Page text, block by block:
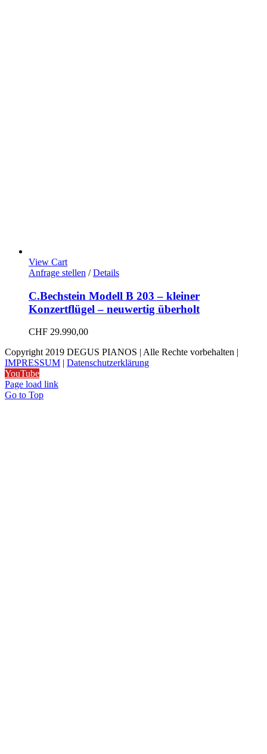
View Cart
Anfrage stellen / Details
C.Bechstein Modell B 203 – kleiner
Konzertflügel – neuwertig überholt
CHF 29.990,00
Copyright 2019 DEGUS PIANOS | Alle Rechte vorbehalten |
IMPRESSUM | Datenschutzerklärung
YouTube
Page load link
Go to Top